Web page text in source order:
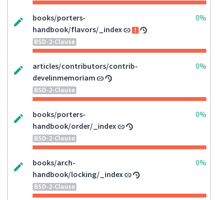
books/porters-
handbook/flavors/_index
BSD-2-Clause
0%
articles/contributors/contrib-
develinmemoriam
BSD-2-Clause
0%
books/porters-
handbook/order/_index
BSD-2-Clause
0%
books/arch-
handbook/locking/_index
BSD-2-Clause
0%